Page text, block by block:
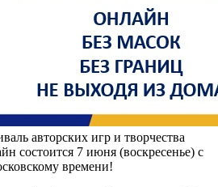
авторских игр и творчества
7 июня (воскресенье) с
времени!